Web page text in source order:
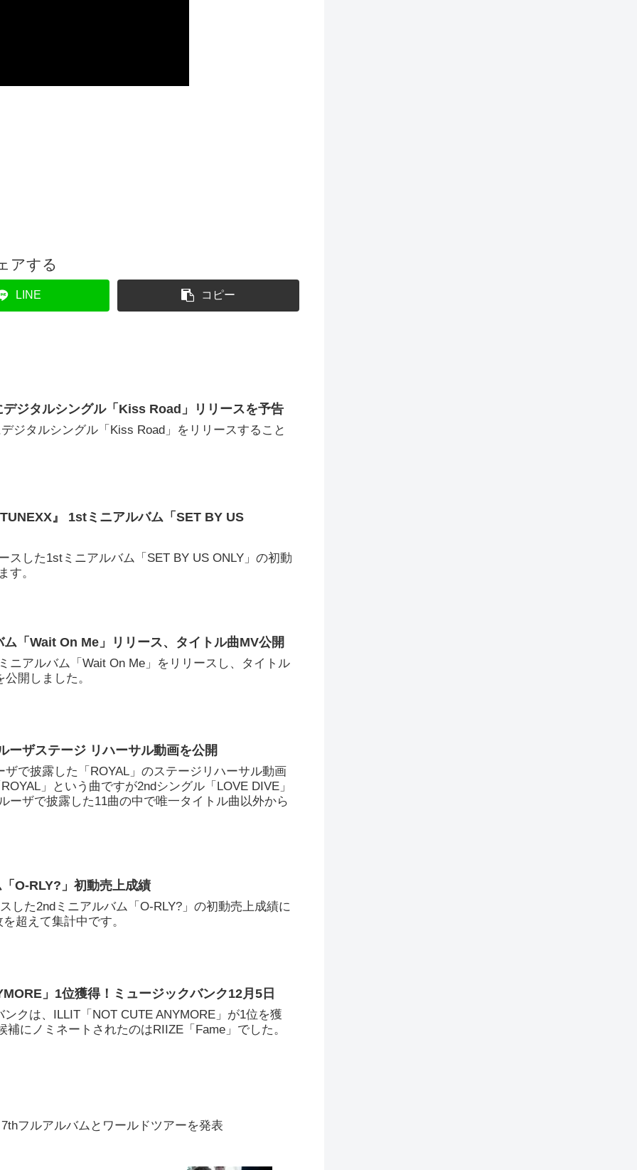
アする
LINE コピー
ジタルシングル「Kiss Road」リリースを予告
ジタルシングル「Kiss Road」をリリースすること
』 1stミニアルバム「SET BY US
スした1stミニアルバム「SET BY US ONLY」の初動
す。
「Wait On Me」リリース、タイトル曲MV公開
ニアルバム「Wait On Me」をリリースし、タイトル
開しました。
ーザステージ リハーサル動画を公開
ザで披露した「ROYAL」のステージリハーサル動画
」という曲ですが2ndシングル「LOVE DIVE」
ーザで披露した11曲の中で唯一タイトル曲以外から
O-RLY?」初動売上成績
した2ndミニアルバム「O-RLY?」の初動売上成績に
超えて集計中です。
」1位獲得！ミュージックバンク12月5日
クは、ILLIT「NOT CUTE ANYMORE」が1位を獲
にノミネートされたのはRIIZE「Fame」でした。
フルアルバムとワールドツアーを発表